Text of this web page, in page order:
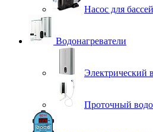
Насос для
Водонагреватели
Электрический
Проточный